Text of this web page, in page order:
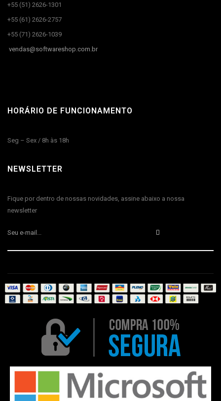
+55 (51) 2626-1301
+55 (61) 2626-2757
+55 (71) 2626-1039
vendas@softwareshop.com.br
HORÁRIO DE FUNCIONAMENTO
Seg – Sex / 8h às 18h
NEWSLETTER
Fique por dentro de nossas novidades, assine abaixo a nossa
newsletter